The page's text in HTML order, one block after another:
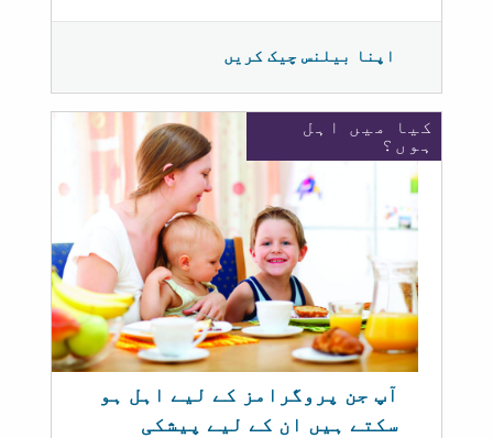
اپنا بیلنس چیک کریں
کیا میں اہل
ہوں؟
آپ جن پروگرامز کے لیے اہل ہو
سکتے ہیں ان کے لیے پیشکی